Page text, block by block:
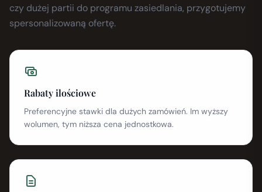
czy dużej partii do programu zasiedlania, przygotujemy
spersonalizowaną ofertę.
Rabaty ilościowe
Preferencyjne stawki dla dużych zamówień. Im wyższy
wolumen, tym niższa cena jednostkowa.